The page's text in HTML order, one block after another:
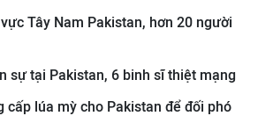
Tây Nam Pakistan, hơn 20 người
sự tại Pakistan, 6 binh sĩ thiệt mạng
cấp lúa mỳ cho Pakistan để đối phó